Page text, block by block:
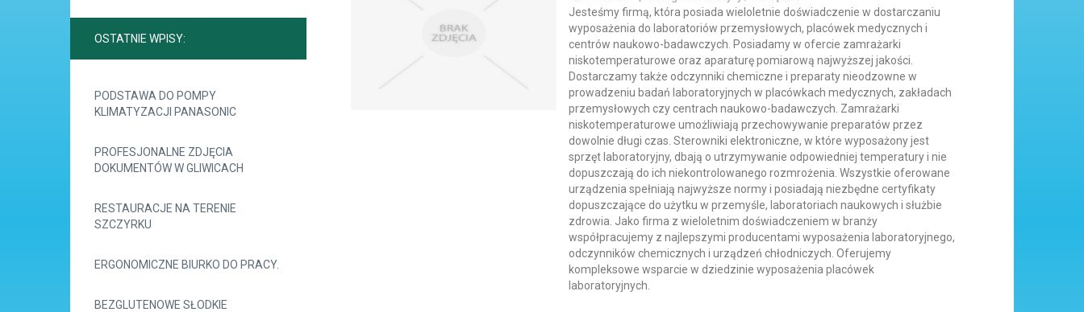
OSTATNIE WPISY:
PODSTAWA DO POMPY
KLIMATYZACJI PANASONIC
PROFESJONALNE ZDJĘCIA
DOKUMENTÓW W GLIWICACH
RESTAURACJE NA TERENIE
SZCZYRKU
ERGONOMICZNE BIURKO DO PRACY.
BEZGLUTENOWE SŁODKIE
Jesteśmy firmą, która posiada wieloletnie doświadczenie w dostarczaniu
wyposażenia do laboratoriów przemysłowych, placówek medycznych i
centrów naukowo-badawczych. Posiadamy w ofercie zamrażarki
niskotemperaturowe oraz aparaturę pomiarową najwyższej jakości.
Dostarczamy także odczynniki chemiczne i preparaty nieodzowne w
prowadzeniu badań laboratoryjnych w placówkach medycznych, zakładach
przemysłowych czy centrach naukowo-badawczych. Zamrażarki
niskotemperaturowe umożliwiają przechowywanie preparatów przez
dowolnie długi czas. Sterowniki elektroniczne, w które wyposażony jest
sprzęt laboratoryjny, dbają o utrzymywanie odpowiedniej temperatury i nie
dopuszczają do ich niekontrolowanego rozmrożenia. Wszystkie oferowane
urządzenia spełniają najwyższe normy i posiadają niezbędne certyfikaty
dopuszczające do użytku w przemyśle, laboratoriach naukowych i służbie
zdrowia. Jako firma z wieloletnim doświadczeniem w branży
współpracujemy z najlepszymi producentami wyposażenia laboratoryjnego,
odczynników chemicznych i urządzeń chłodniczych. Oferujemy
kompleksowe wsparcie w dziedzinie wyposażenia placówek
laboratoryjnych.